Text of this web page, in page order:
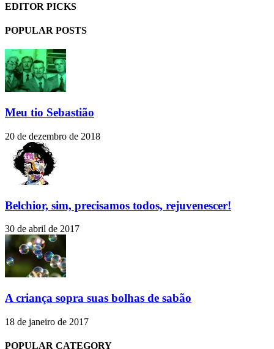
EDITOR PICKS
POPULAR POSTS
Meu tio Sebastião
20 de dezembro de 2018
Belchior, sim, precisamos todos, rejuvenescer!
30 de abril de 2017
A criança sopra suas bolhas de sabão
18 de janeiro de 2017
POPULAR CATEGORY